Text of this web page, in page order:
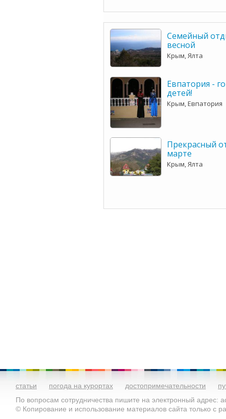
Семейный
весной
Крым, Ялта
Евпатория -
детей!
Крым, Евпатория
Прекрасный
марте
Крым, Ялта
статьи погода на курортах достопримечательности
По вопросам сотрудничества пишите на электронный адрес:
© Копирование и использование материалов сайта только с